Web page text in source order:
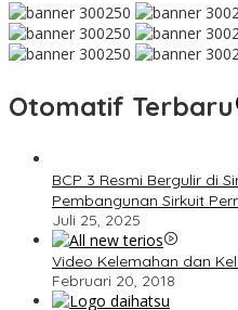
Otomatif Terbaru
BCP 3 Resmi Bergulir di
Pembangunan Sirkuit
Juli 25, 2025
Video Kelemahan dan
Februari 20, 2018